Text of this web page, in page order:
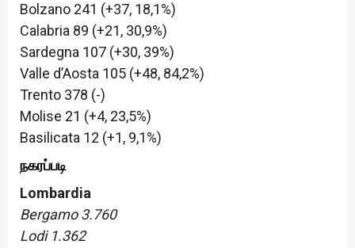
Bolzano 241 (+37, 18,1%)
Calabria 89 (+21, 30,9%)
Sardegna 107 (+30, 39%)
Valle d’Aosta 105 (+48, 84,2%)
Trento 378 (-)
Molise 21 (+4, 23,5%)
Basilicata 12 (+1, 9,1%)
நகரப்படி
Lombardia
Bergamo 3.760
Lodi 1.362